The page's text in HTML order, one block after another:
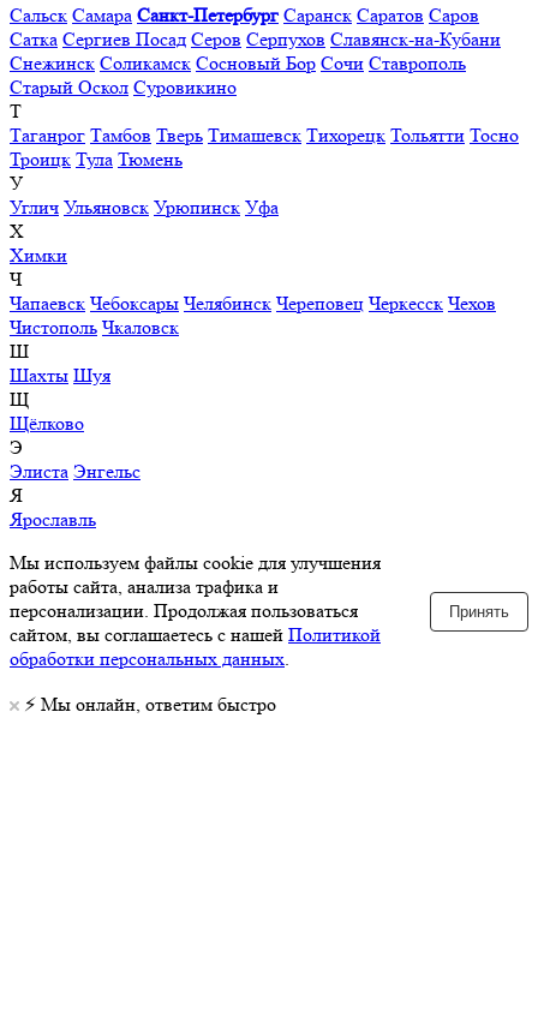
Сальск Самара Санкт-Петербург Саранск Саратов Саров
Сатка Сергиев Посад Серов Серпухов Славянск-на-Кубани
Снежинск Соликамск Сосновый Бор Сочи Ставрополь
Старый Оскол Суровикино
Т
Таганрог Тамбов Тверь Тимашевск Тихорецк Тольятти Тосно
Троицк Тула Тюмень
У
Углич Ульяновск Урюпинск Уфа
Х
Химки
Ч
Чапаевск Чебоксары Челябинск Череповец Черкесск Чехов
Чистополь Чкаловск
Ш
Шахты Шуя
Щ
Щёлково
Э
Элиста Энгельс
Я
Ярославль
Мы используем файлы cookie для улучшения
работы сайта, анализа трафика и
персонализации. Продолжая пользоваться
сайтом, вы соглашаетесь с нашей Политикой
обработки персональных данных.
Принять
⚡️ Мы онлайн, ответим быстро